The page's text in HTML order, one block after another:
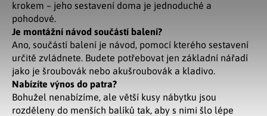
krokem – jeho sestavení doma je jednoduché a
pohodové.
Je montážní návod součástí balení?
Ano, součástí balení je návod, pomocí kterého sestavení
určitě zvládnete. Budete potřebovat jen základní nářadí
jako je šroubovák nebo akušroubovák a kladivo.
Nabízíte výnos do patra?
Bohužel nenabízíme, ale větší kusy nábytku jsou
rozděleny do menších balíků tak, aby s nimi šlo lépe